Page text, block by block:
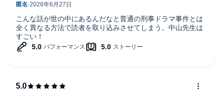
こんな話が世の中にあるんだなと普通の刑事ドラマ事件とは
全く異なる方法で読者を取り込みさせてしまう。中山先生は
すごい！